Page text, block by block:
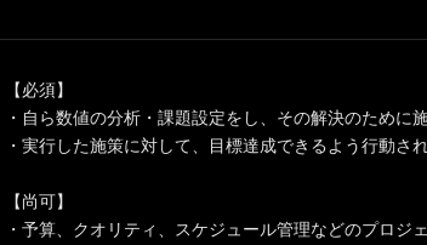
【必須】
・自ら数値の分析・課題設定をし、その解決のために
・実行した施策に対して、目標達成できるよう行動さ
【尚可】
・予算、クオリティ、スケジュール管理などのプロジ